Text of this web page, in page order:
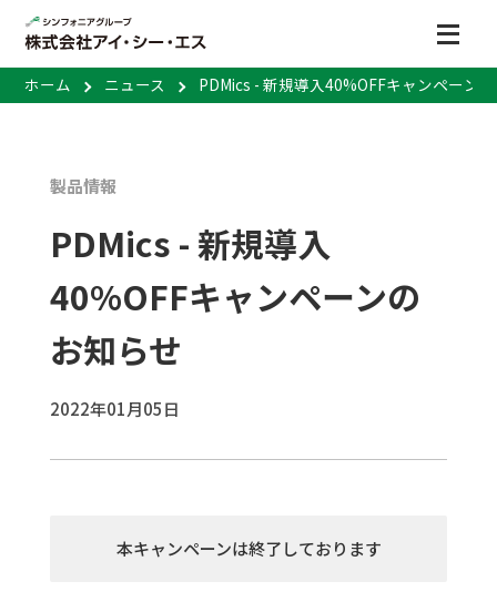
ホーム ニュース PDMics - 新規導入40%OFFキャンペーン
製品情報
PDMics - 新規導入
40%OFFキャンペーンの
お知らせ
2022年01月05日
本キャンペーンは終了しております